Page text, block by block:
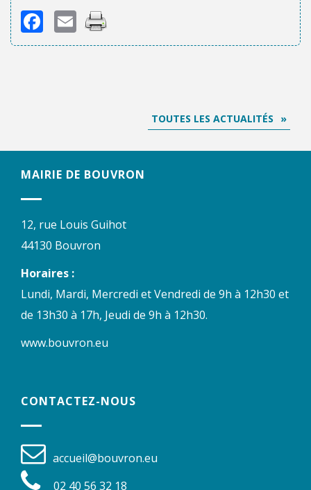
Facebook
Email
TOUTES LES ACTUALITÉS
MAIRIE DE BOUVRON
12, rue Louis Guihot
44130 Bouvron
Horaires :
Lundi, Mardi, Mercredi et Vendredi de 9h à 12h30 et
de 13h30 à 17h, Jeudi de 9h à 12h30.
www.bouvron.eu
CONTACTEZ-NOUS
accueil@bouvron.eu
02 40 56 32 18